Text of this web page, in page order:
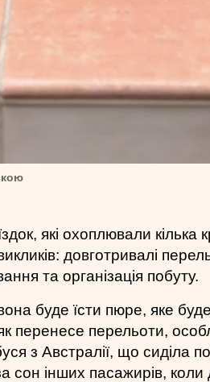
які охоплювали кілька
довготривалі
та організація побуту.
буде їсти пюре, яке
перенесе перельоти,
з Австралії, що сиділа
інших пасажирів, коли